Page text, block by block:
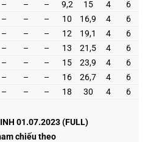
– – – 9,2 15 4
6
– – – 10 16,9 4
6
– – – 12 19,1 4
6
– – – 13 21,5 4
6
– – – 15 23,9 4
6
– – – 16 26,7 4
6
– – – 18 30 4 6
01.07.2023 (FULL)
chiếu theo